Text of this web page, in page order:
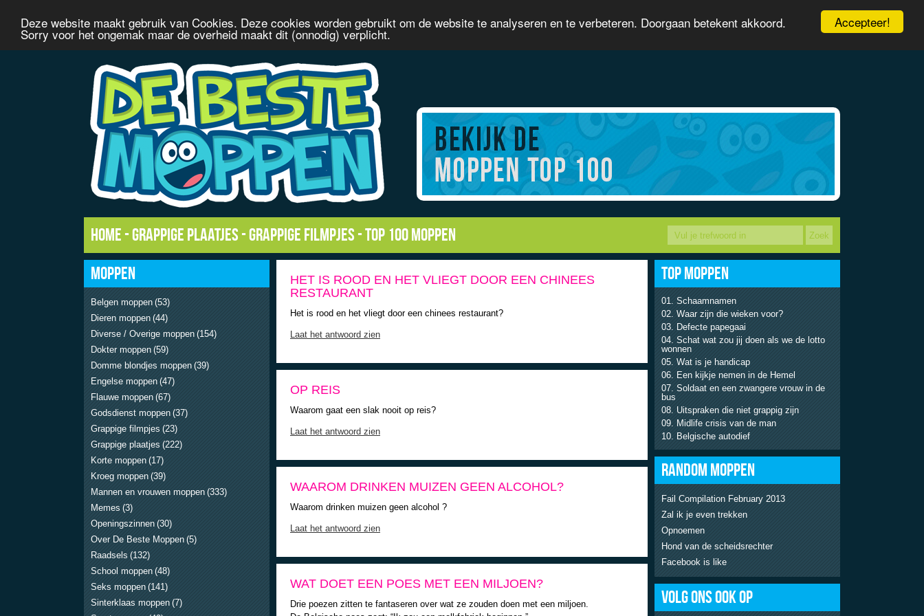
Accepteer!
Deze website maakt gebruik van Cookies. Deze cookies worden gebruikt om de website te analyseren en te verbeteren. Doorgaan betekent akkoord.
Sorry voor het ongemak maar de overheid maakt dit (onnodig) verplicht.
Home -Grappige plaatjes -Grappige filmpjes -Top 100 moppen
MOPPEN
Belgen moppen (53)
Dieren moppen (44)
Diverse / Overige moppen (154)
Dokter moppen (59)
Domme blondjes moppen (39)
Engelse moppen (47)
Flauwe moppen (67)
Godsdienst moppen (37)
Grappige filmpjes (23)
Grappige plaatjes (222)
Korte moppen (17)
Kroeg moppen (39)
Mannen en vrouwen moppen (333)
Memes (3)
Openingszinnen (30)
Over De Beste Moppen (5)
Raadsels (132)
School moppen (48)
Seks moppen (141)
Sinterklaas moppen (7)
HET IS ROOD EN HET VLIEGT DOOR EEN CHINEES
RESTAURANT
Het is rood en het vliegt door een chinees restaurant?
Laat het antwoord zien
OP REIS
Waarom gaat een slak nooit op reis?
Laat het antwoord zien
WAAROM DRINKEN MUIZEN GEEN ALCOHOL?
Waarom drinken muizen geen alcohol ?
Laat het antwoord zien
WAT DOET EEN POES MET EEN MILJOEN?
Drie poezen zitten te fantaseren over wat ze zouden doen met een miljoen.
TOP MOPPEN
Schaamnamen
Waar zijn die wieken voor?
Defecte papegaai
Schat wat zou jij doen als we de lotto
wonnen
Wat is je handicap
Een kijkje nemen in de Hemel
Soldaat en een zwangere vrouw in de
bus
Uitspraken die niet grappig zijn
Midlife crisis van de man
Belgische autodief
RANDOM MOPPEN
Fail Compilation February 2013
Zal ik je even trekken
Opnoemen
Hond van de scheidsrechter
Facebook is like
VOLG ONS OOK OP